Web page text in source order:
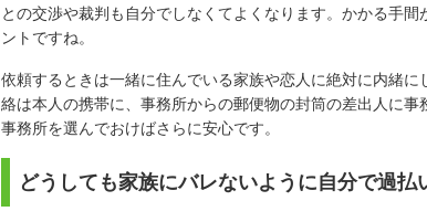
との交渉や裁判も自分でしなくてよくなります。かかる手
ントですね。
依頼するときは一緒に住んでいる家族や恋人に絶対に内緒
絡は本人の携帯に、事務所からの郵便物の封筒の差出人に
事務所を選んでおけばさらに安心です。
どうしても家族にバレないように自分で過払